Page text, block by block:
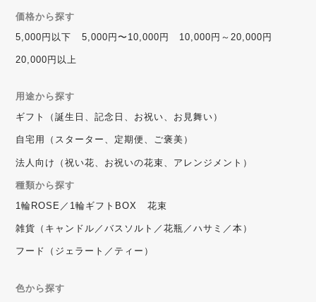
価格から探す
5,000円以下
5,000円〜10,000円 10,000円～20,000円
20,000円以上
用途から探す
ギフト（誕生日、記念日、お祝い、お見舞い）
自宅用（スターター、定期便、ご褒美）
法人向け（祝い花、お祝いの花束、アレンジメント）
種類から探す
1輪ROSE／1輪ギフトBOX
花束
雑貨（キャンドル／バスソルト／花瓶／ハサミ／本）
フード（ジェラート／ティー）
色から探す